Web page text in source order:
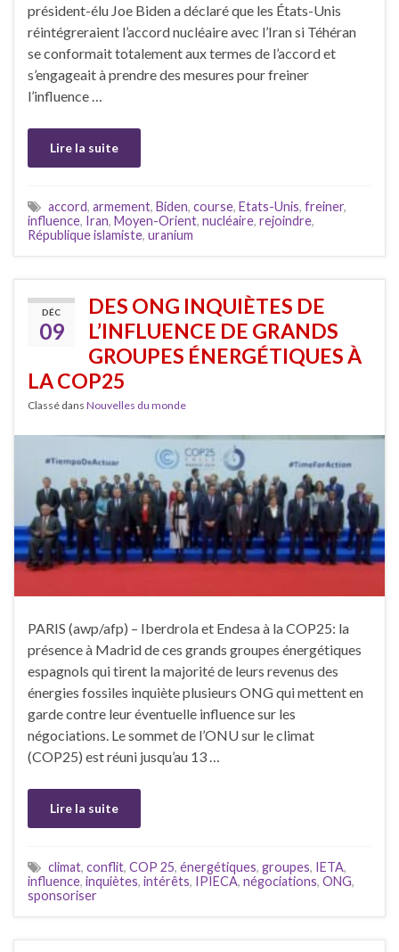
président-élu Joe Biden a déclaré que les États-Unis
réintégreraient l’accord nucléaire avec l’Iran si Téhéran
se conformait totalement aux termes de l’accord et
s’engageait à prendre des mesures pour freiner
l’influence …
Lire la suite
accord, armement, Biden, course, Etats-Unis, freiner,
influence, Iran, Moyen-Orient, nucléaire, rejoindre,
République islamiste, uranium
DÉC
09
DES ONG INQUIÈTES DE
L’INFLUENCE DE GRANDS
GROUPES ÉNERGÉTIQUES À
LA COP25
Classé dans Nouvelles du monde
PARIS (awp/afp) – Iberdrola et Endesa à la COP25: la
présence à Madrid de ces grands groupes énergétiques
espagnols qui tirent la majorité de leurs revenus des
énergies fossiles inquiète plusieurs ONG qui mettent en
garde contre leur éventuelle influence sur les
négociations. Le sommet de l’ONU sur le climat
(COP25) est réuni jusqu’au 13 …
Lire la suite
climat, conflit, COP 25, énergétiques, groupes, IETA,
influence, inquiètes, intérêts, IPIECA, négociations, ONG,
sponsoriser